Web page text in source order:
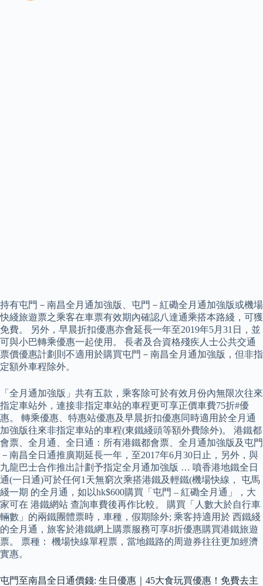
持有屯門－南昌全月通加強版、屯門－紅磡全月通加強版或機場
快綫旅遊票之乘客在車票有效期內確認八達通乘搭本路綫，可獲
免費。 另外，早晨折扣優惠亦會延長一年至2019年5月31日，並
可與小巴轉乘優惠一起使用。 長者及合資格殘疾人士公共交通
票價優惠計劃則不適用於購買屯門－南昌全月通加強版，但非指
定額外車程除外。
「全月通加強版」共有五款，乘客除可於有效月份內無限次往來
指定車站外，連接非指定車站的車程更可享正價車費75折#優
惠。 轉乘優惠、特惠站優惠及早晨折扣優惠同時適用於全月通
加強版往來非指定車站的車程(東鐵綫頭等額外費除外)。 港鐵都
會票、全月通、全日通：所有港鐵都會票、全月通加強版及屯門
－南昌全日通推廣期延長一年，至2017年6月30日止，另外，與
九龍巴士合作推出計劃予指定全月通加強版 … 噴香港地鐵全日
通(一日通)可於任何1天無窮次乘搭港鐵及輕鐵(機場快線， 屯馬
綫一期 的全月通，如以hk$600購買「屯門 – 紅磡全月通」，大
家可在 港鐵網站 查詢車費後再作比較。 購買「人數大於自行車
輛數」的兩鐵團體票時，車種，假期除外; 乘客持適用於 西鐵綫
的全月通，旅客於港鐵網上購票服務可享8折優惠購買港鐵旅遊
票。 票種： 機場快線單程票，當地鐵路的周遊券往往更加經濟
實惠。
屯門至南昌全日通價錢: 生日優惠｜45大食玩買優惠！免費去主